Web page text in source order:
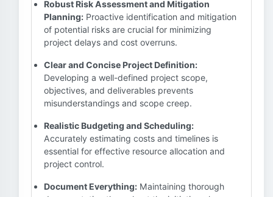
Robust Risk Assessment and Mitigation
Planning: Proactive identification and mitigation
of potential risks are crucial for minimizing
project delays and cost overruns.
Clear and Concise Project Definition:
Developing a well-defined project scope,
objectives, and deliverables prevents
misunderstandings and scope creep.
Realistic Budgeting and Scheduling:
Accurately estimating costs and timelines is
essential for effective resource allocation and
project control.
Document Everything: Maintaining thorough